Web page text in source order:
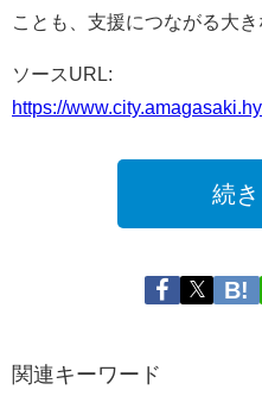
ことも、支援につながる大き
ソースURL:
https://
続き
関連キーワード